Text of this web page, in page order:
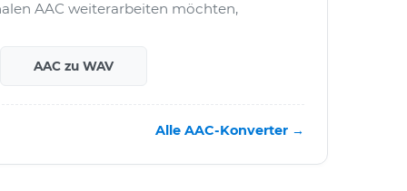
AAC weiterarbeiten möchten,
AAC zu WAV
Alle AAC-Konverter →